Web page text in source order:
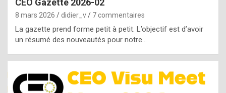
g
e
n
u
i
n
CEO Gazette 2026-02
8 mars 2026 didier_v 7 commentaires
La gazette prend forme petit à petit. L’objectif est d’avoir
un résumé des nouveautés pour notre…